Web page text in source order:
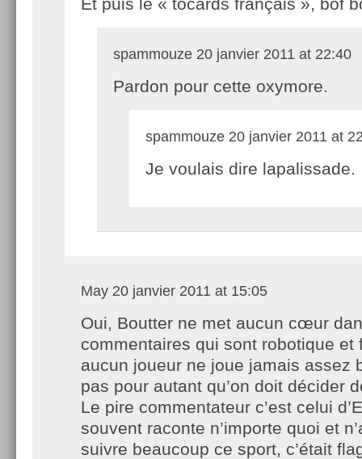
spammouze 20 janvier 2011 at 22:40
Pardon pour cette oxymore.
spammouze 20 janvier 2011 at
Je voulais dire lapalissade.
May 20 janvier 2011 at 15:05
Oui, Boutter ne met aucun cœur
commentaires qui sont robotique et
aucun joueur ne joue jamais assez
pas pour autant qu’on doit décider
Le pire commentateur c’est celui
souvent raconte n’importe quoi et
suivre beaucoup ce sport, c’était